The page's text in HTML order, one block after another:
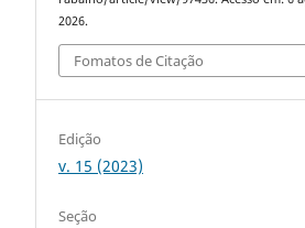
2026.
Fomatos de Citação
Edição
v. 15 (2023)
Seção